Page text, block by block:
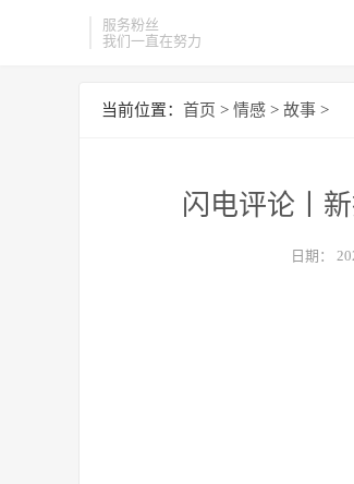
服务粉丝
我们一直在努力
当前位置： 首页 > 情感 > 故事 >
闪电评论丨
日期：